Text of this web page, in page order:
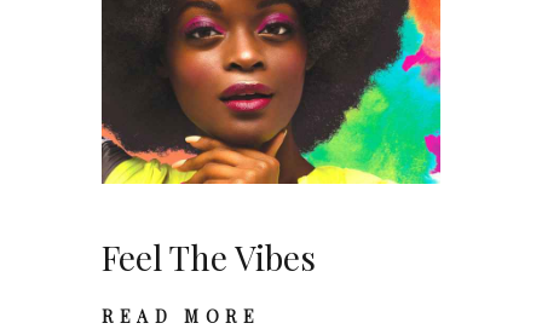
Feel The Vibes
READ MORE